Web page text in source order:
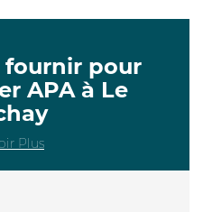
fournir pour
APA à Le
Plus